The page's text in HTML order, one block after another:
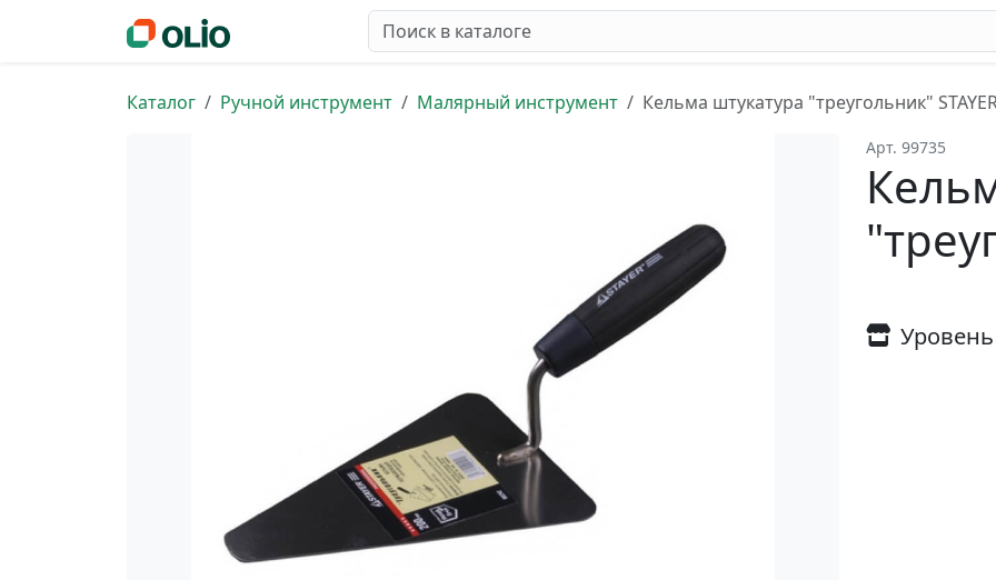
Каталог Ручной инструмент Малярный инструмент Кельма штукатура "треугольник"
Арт. 99735